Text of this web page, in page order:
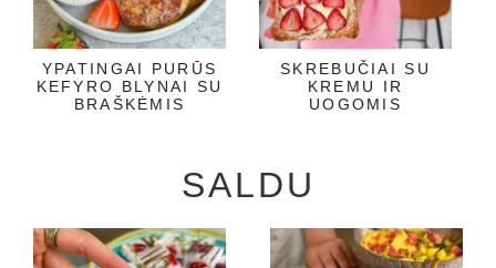
YPATINGAI PURŪS
KEFYRO BLYNAI SU
BRAŠKĖMIS
SKREBUČIAI SU
KREMU IR
UOGOMIS
SALDU